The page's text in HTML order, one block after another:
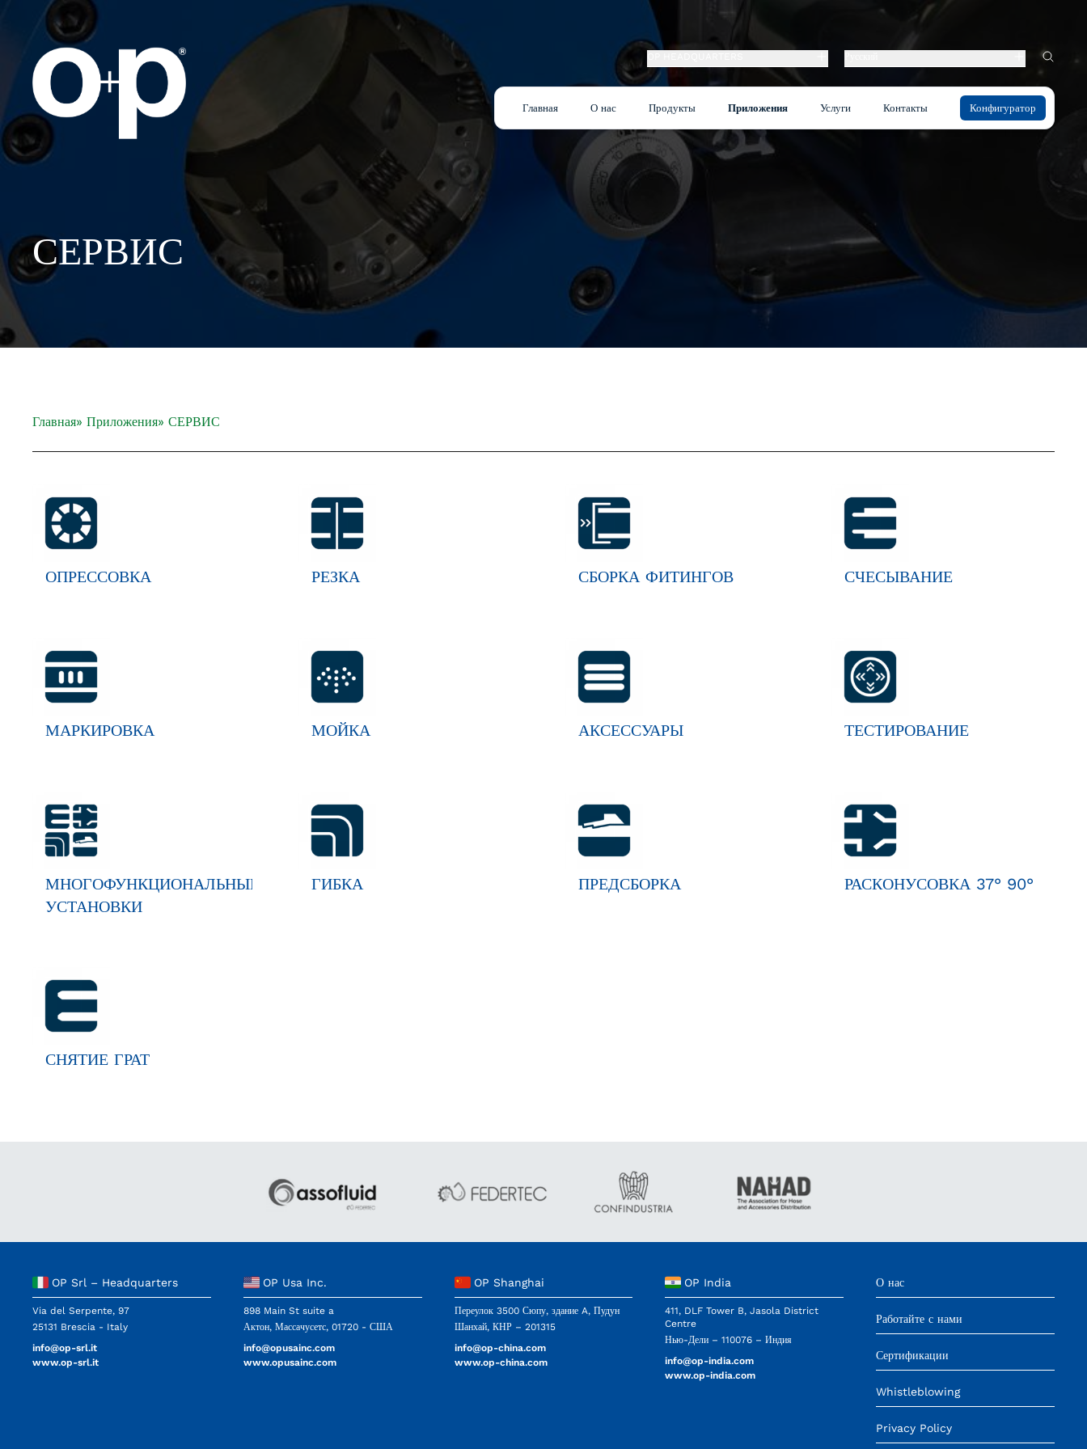
Главная О нас Продукты Приложения Услуги Контакты Конфигуратор
СЕРВИС
Главная» Приложения» СЕРВИС
ОПРЕССОВКА РЕЗКА СБОРКА ФИТИНГОВ СЧЕСЫВАНИЕ
МАРКИРОВКА МОЙКА АКСЕССУАРЫ ТЕСТИРОВАНИЕ
МНОГОФУНКЦИОНАЛЬНЫЕ
УСТАНОВКИ
ГИБКА ПРЕДСБОРКА РАСКОНУСОВКА 37° 90°
СНЯТИЕ ГРАТ
OP Srl – Headquarters
Via del Serpente, 97
25131 Brescia - Italy
info@op-srl.it
www.op-srl.it
OP Usa Inc.
898 Main St suite a
Актон, Массачусетс, 01720 - США
info@opusainc.com
www.opusainc.com
OP Shanghai
Переулок 3500 Сюпу, здание A, Пудун
Шанхай, КНР – 201315
info@op-china.com
www.op-china.com
OP India
411, DLF Tower B, Jasola District
Centre
Нью-Дели – 110076 – Индия
info@op-india.com
www.op-india.com
О нас
Работайте с нами
Сертификации
Whistleblowing
Privacy Policy